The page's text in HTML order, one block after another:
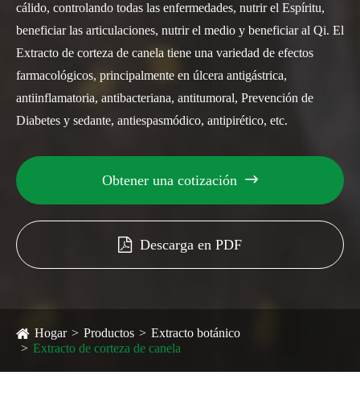
cálido, controlando todas las enfermedades, nutrir el Espíritu,
beneficiar las articulaciones, nutrir el medio y beneficiar al Qi. El
Extracto de corteza de canela tiene una variedad de efectos
farmacológicos, principalmente en úlcera antigástrica,
antiinflamatoria, antibacteriana, antitumoral, Prevención de
Diabetes y sedante, antiespasmódico, antipirético, etc.
Obtener una cotización 
Descarga en PDF
Hogar Productos
Extracto botánico
Extracto de corteza de canela